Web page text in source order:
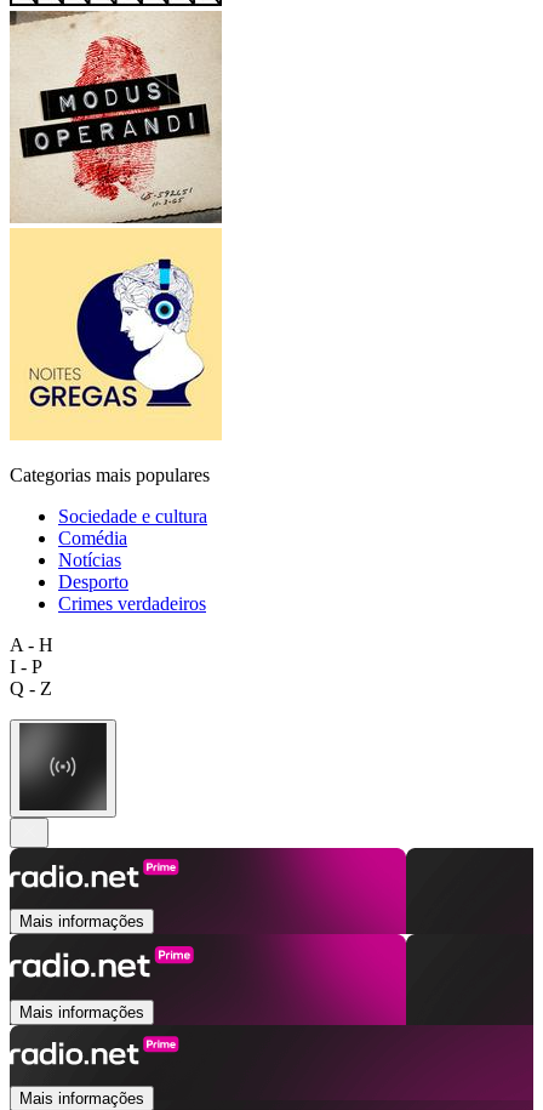
Categorias mais populares
Sociedade e cultura
Comédia
Notícias
Desporto
Crimes verdadeiros
A - H
I - P
Q - Z
Mais informações
Mais informações
Mais informações